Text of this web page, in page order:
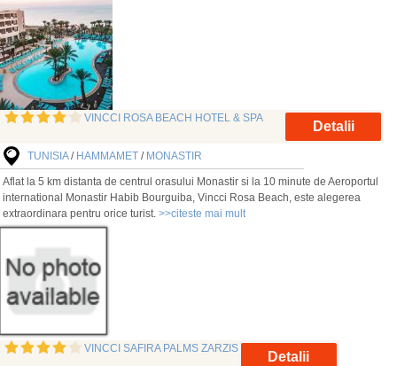
VINCCI ROSA BEACH HOTEL & SPA
Detalii
TUNISIA/ HAMMAMET / MONASTIR
Aflat la 5 km distanta de centrul orasului Monastir si la 10 minute de Aeroportul
international Monastir Habib Bourguiba, Vincci Rosa Beach, este alegerea
extraordinara pentru orice turist. >>citeste mai mult
VINCCI SAFIRA PALMS ZARZIS
Detalii